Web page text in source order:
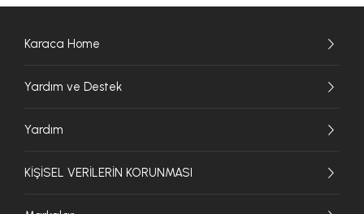
Karaca Home
Yardım ve Destek
Yardım
KİŞİSEL VERİLERİN KORUNMASI